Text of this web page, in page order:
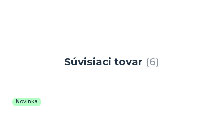
Súvisiaci tovar 6
Novinka